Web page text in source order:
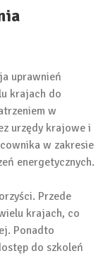
uprawnień
krajach do
w
urzędy krajowe i
w zakresie
energetycznych.
Przede
krajach, co
Ponadto
do szkoleń